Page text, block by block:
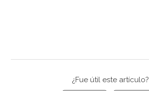
¿Fue útil este artículo?